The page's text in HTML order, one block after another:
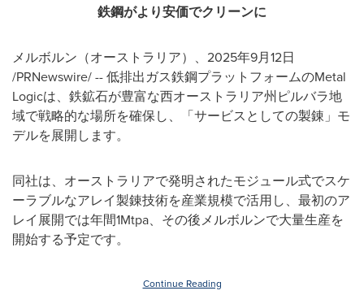
鉄鋼がより安価でクリーンに
メルボルン（オーストラリア）、2025年9月12日
/PRNewswire/ -- 低排出ガス鉄鋼プラットフォームのMetal
Logicは、鉄鉱石が豊富な西オーストラリア州ピルバラ地
域で戦略的な場所を確保し、「サービスとしての製錬」モ
デルを展開します。
同社は、オーストラリアで発明されたモジュール式でスケ
ーラブルなアレイ製錬技術を産業規模で活用し、最初のア
レイ展開では年間1Mtpa、その後メルボルンで大量生産を
開始する予定です。
Continue Reading